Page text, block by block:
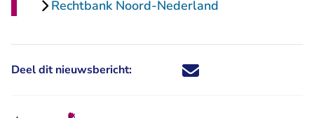
Rechtbank Noord-Nederland
Deel dit nieuwsbericht: Deel dit nieuwsbericht via X -
Deel dit nieuwsbericht via
Deel dit nieuwsbericht
Deel dit